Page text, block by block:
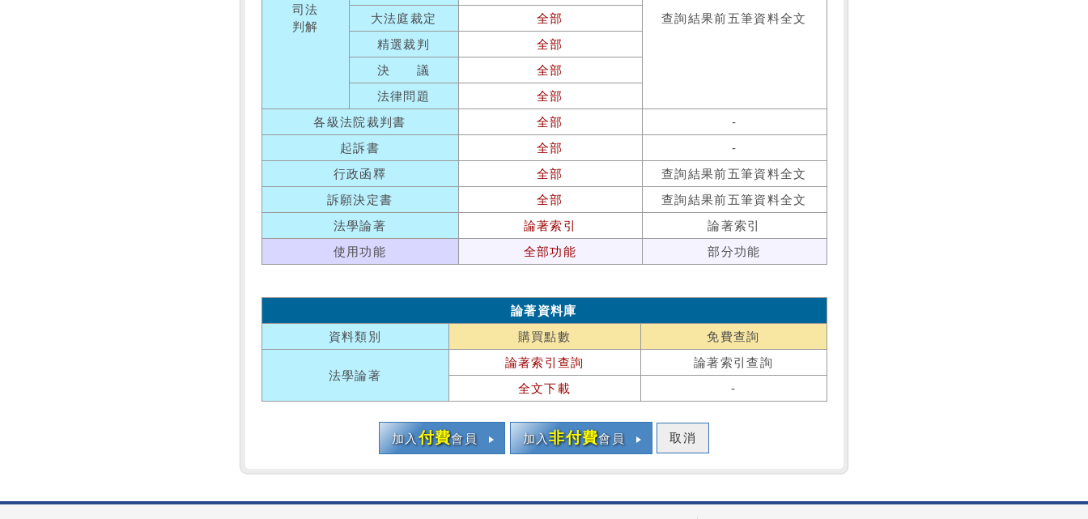
司法
判解
查詢結果前五筆資料全文
大法庭裁定
全部
精選裁判
全部
決 議
全部
法律問題
全部
各級法院裁判書
全部
-
起訴書
全部
-
行政函釋
全部
查詢結果前五筆資料全文
訴願決定書
全部
查詢結果前五筆資料全文
法學論著
論著索引
論著索引
使用功能
全部功能 部分功能
論著資料庫
資料類別
購買點數 免費查詢
法學論著
論著索引查詢
論著索引查詢
全文下載
-
加入付費會員 加入非付費會員 取消